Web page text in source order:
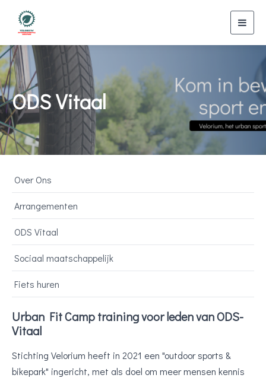
ODS Vitaal
Over Ons
Arrangementen
ODS Vitaal
Sociaal maatschappelijk
Fiets huren
Urban Fit Camp training voor leden van ODS-
Vitaal
Stichting Velorium heeft in 2021 een "outdoor sports &
bikepark" ingericht, met als doel om meer mensen kennis